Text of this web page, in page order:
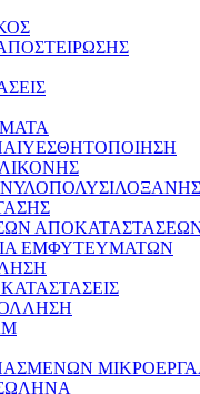
ΕΜΦΥΤΕΥΜΑΤΩΝ